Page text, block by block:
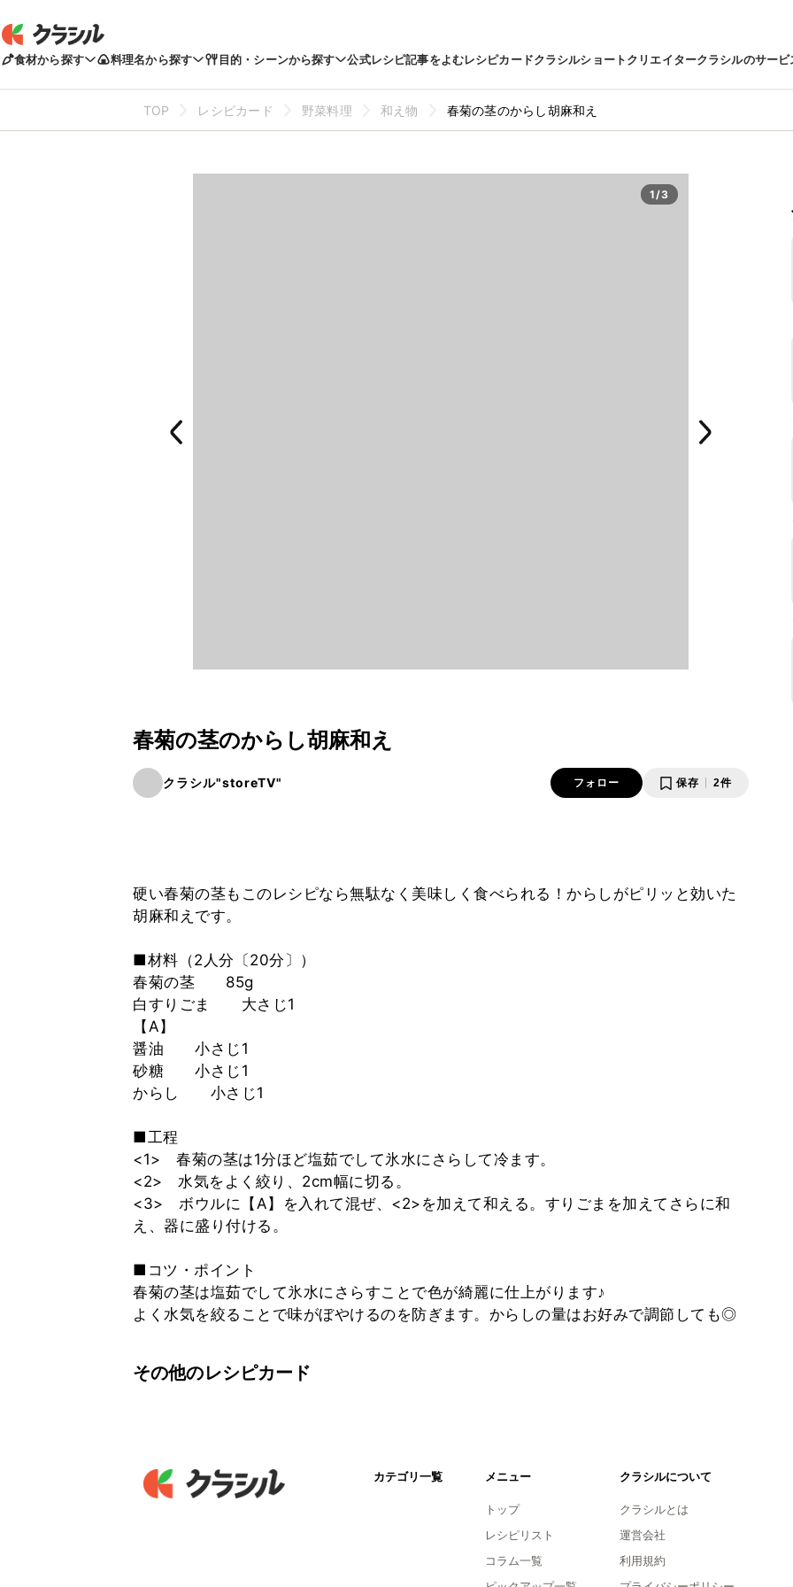
食材から探す 料理名から探す 目的・シーンから探す 公式レシピ記事をよむレシピカードクラシルショートクリエイタークラシルのサービ
TOP レシピカード 野菜料理 和え物 春菊の茎のからし胡麻和え
1/3
春菊の茎のからし胡麻和え
クラシル"storeTV" フォロー 保存 2件
硬い春菊の茎もこのレシピなら無駄なく美味しく食べられる！からしがピリッと効いた
胡麻和えです。
■材料（2人分〔20分〕）
春菊の茎 85g
白すりごま 大さじ1
【A】
醤油 小さじ1
砂糖 小さじ1
からし 小さじ1
■工程
<1> 春菊の茎は1分ほど塩茹でして氷水にさらして冷ます。
<2> 水気をよく絞り、2cm幅に切る。
<3> ボウルに【A】を入れて混ぜ、<2>を加えて和える。すりごまを加えてさらに和
え、器に盛り付ける。
■コツ・ポイント
春菊の茎は塩茹でして氷水にさらすことで色が綺麗に仕上がります♪
よく水気を絞ることで味がぼやけるのを防ぎます。からしの量はお好みで調節しても◎
その他のレシピカード
カテゴリ一覧 メニュー
トップ
レシピリスト
コラム一覧
クラシルについて
クラシルとは
運営会社
利用規約